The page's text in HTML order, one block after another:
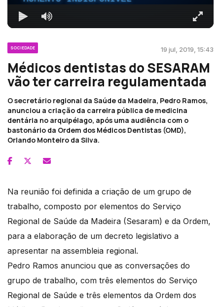
SOCIEDADE 19 jul, 2019, 15:43
Médicos dentistas do SESARAM
vão ter carreira regulamentada
O secretário regional da Saúde da Madeira, Pedro Ramos,
anunciou a criação da carreira pública de medicina
dentária no arquipélago, após uma audiência com o
bastonário da Ordem dos Médicos Dentistas (OMD),
Orlando Monteiro da Silva.
Na reunião foi definida a criação de um grupo de
trabalho, composto por elementos do Serviço
Regional de Saúde da Madeira (Sesaram) e da Ordem,
para a elaboração de um decreto legislativo a
apresentar na assembleia regional.
Pedro Ramos anunciou que as conversações do
grupo de trabalho, com três elementos do Serviço
Regional de Saúde e três elementos da Ordem dos